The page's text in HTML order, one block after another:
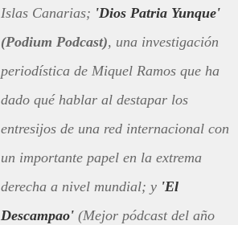
Islas Canarias; 'Dios Patria Yunque'
(Podium Podcast), una investigación
periodística de Miquel Ramos que ha
dado qué hablar al destapar los
entresijos de una red internacional con
un importante papel en la extrema
derecha a nivel mundial; y 'El
Descampao' (Mejor pódcast del año